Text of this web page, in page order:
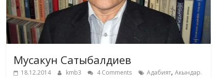
Мусакун Сатыбалдиев
18.12.2014 kmb3 4 Comments Адабият,Акындар.